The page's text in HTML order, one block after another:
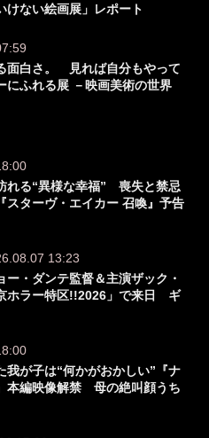
けない絵画展」レポート
面白さ。 見れば自分もやって
にふれる展 －映画美術の世界
れる“異様な幸福” 喪失と禁忌
スターヴ・エイカー 召喚』予告
13:23
ー・ダンテ監督＆主演ザック・
ホラー特区!!2026」で来日 ギ
我が子は“何かがおかしい”『ナ
本編映像解禁 母の絶叫顔うち